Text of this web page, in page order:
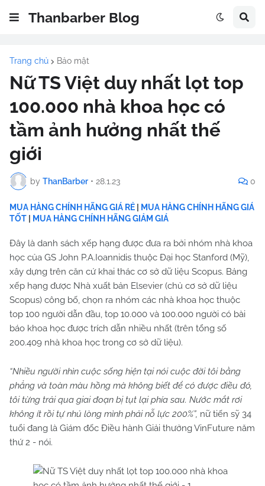
Thanbarber Blog
Trang chủ Bảo mật
Nữ TS Việt duy nhất lọt top
100.000 nhà khoa học có
tầm ảnh hưởng nhất thế
giới
by ThanBarber • 28.1.23 0
MUA HÀNG CHÍNH HÃNG GIÁ RẺ
MUA HÀNG CHÍNH HÃNG GIÁ
TỐT
MUA HÀNG CHÍNH HÃNG GIẢM GIÁ
Đây là danh sách xếp hạng được đưa ra bởi nhóm nhà khoa
học của GS John P.A.Ioannidis thuộc Đại học Stanford (Mỹ),
xây dựng trên căn cứ khai thác cơ sở dữ liệu Scopus. Bảng
xếp hạng được Nhà xuất bản Elsevier (chủ cơ sở dữ liệu
Scopus) công bố, chọn ra nhóm các nhà khoa học thuộc
top 100 người dẫn đầu, top 10.000 và 100.000 người có bài
báo khoa học được trích dẫn nhiều nhất (trên tổng số
200.409 nhà khoa học trong cơ sở dữ liệu).
“Nhiều người nhìn cuộc sống hiện tại nói cuộc đời tôi bằng
phẳng và toàn màu hồng mà không biết để có được điều đó,
tôi từng trải qua giai đoạn bị tụt lại phía sau. Nước mắt rơi
không ít rồi tự nhủ lòng mình phải nỗ lực 200%”, nữ tiến sỹ 34
tuổi đang là Giám đốc Điều hành Giải thưởng VinFuture năm
thứ 2 - nói.